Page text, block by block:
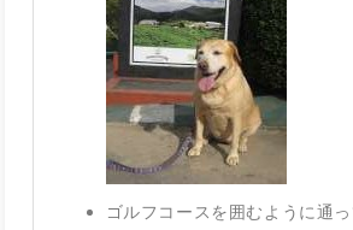
ゴルフコースを囲むように通